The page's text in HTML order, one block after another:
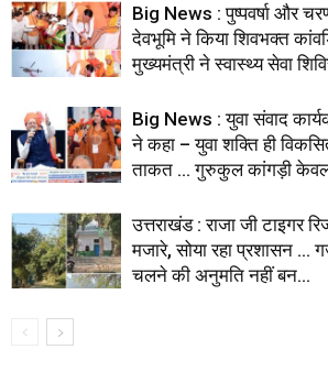
Big News : पुष्पवर्षा और
देवभूमि ने किया शिवभक्त
मुख्यमंत्री ने स्वास्थ्य सेवा
Big News : युवा संवाद
ने कहा – युवा शक्ति ही
ताकत … गुरुकुल कांगड़ी केवल
उत्तराखंड : राजा जी टाइगर
मजारे, सोया रहा प्रशासन …
चलने की अनुमति नहीं बन...